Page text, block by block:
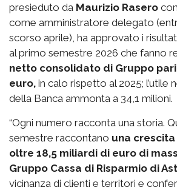
presieduto da Maurizio Rasero con
come amministratore delegato
scorso aprile), ha approvato i
al primo semestre 2026 che fanno
netto consolidato di Gruppo
euro, in calo rispetto al 2025; l’utile
della Banca ammonta a 34,1 milioni.
“Ogni numero racconta una storia.
semestre raccontano una
oltre 18,5 miliardi di euro di
Gruppo Cassa di Risparmio di
vicinanza di clienti e territori e